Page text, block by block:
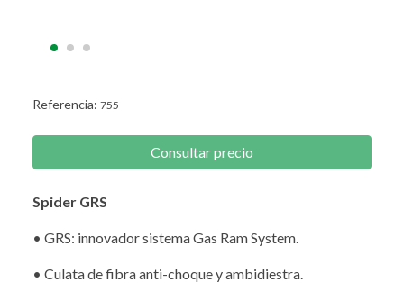
Referencia: 755
Consultar precio
Spider GRS
• GRS: innovador sistema Gas Ram System.
• Culata de fibra anti-choque y ambidiestra.